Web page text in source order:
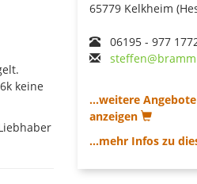
keine
65779 Kelkheim
06195 - 977
...weitere
anzeigen
...mehr Infos zu